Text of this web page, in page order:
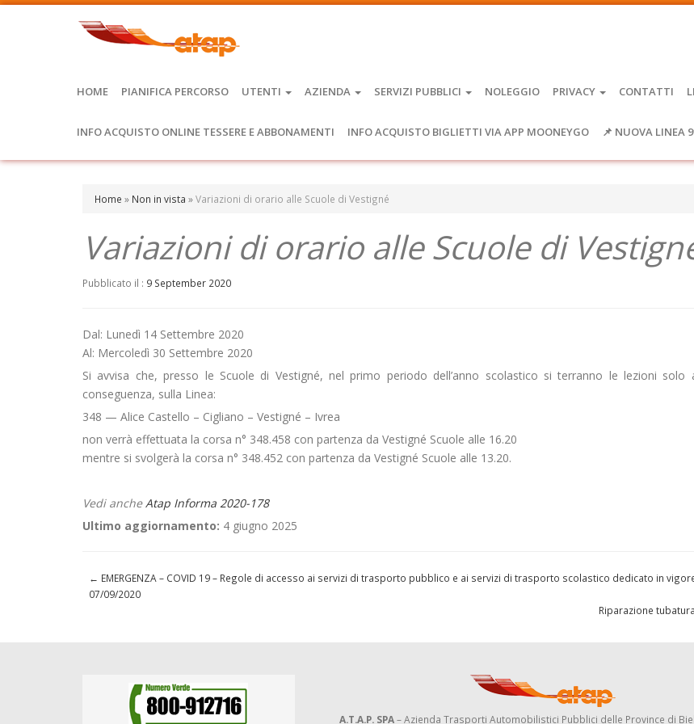
HOME PIANIFICA PERCORSO UTENTI AZIENDA SERVIZI PUBBLICI NOLEGGIO PRIVACY CONTATTI
INFO ACQUISTO ONLINE TESSERE E ABBONAMENTI INFO ACQUISTO BIGLIETTI VIA APP MOONEYGO 📌 NUOVA LINEA
Home » Non in vista »Variazioni di orario alle Scuole di Vestigné
Variazioni di orario alle Scuole di
Pubblicato il : 9 September 2020
Dal: Lunedì 14 Settembre 2020
Al: Mercoledì 30 Settembre 2020
Si avvisa che, presso le Scuole di Vestigné, nel primo periodo dell’anno scolastico si terranno le lezioni solo
conseguenza, sulla Linea:
348 — Alice Castello – Cigliano – Vestigné – Ivrea
non verrà effettuata la corsa n° 348.458 con partenza da Vestigné Scuole alle 16.20
mentre si svolgerà la corsa n° 348.452 con partenza da Vestigné Scuole alle 13.20.
Vedi ancheAtap Informa 2020-178
Ultimo aggiornamento: 4 giugno 2025
← EMERGENZA – COVID 19 – Regole di accesso ai servizi di trasporto pubblico e ai servizi di trasporto scolastico dedicato in
07/09/2020
Riparazione
A.T.A.P. SPA– Azienda Trasporti Automobilistici Pubblici delle Province di